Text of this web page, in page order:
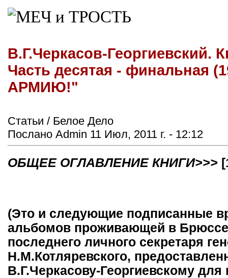
В.Г.Черкасов-Георгиевский.
Часть десятая - финальная
АРМИЮ!"
Статьи / Белое Дело
Послано Admin 11 Июл, 2011 г. - 12:12
ОБЩЕЕ ОГЛАВЛЕНИЕ КНИГИ>>>
(Это и следующие подписанные
альбомов проживающей в
последнего личного секретаря
Н.М.Котляревского,
В.Г.Черкасову-Георгиевскому для